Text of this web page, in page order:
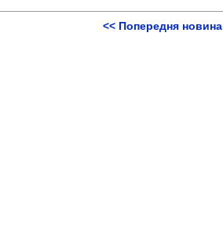
<< Попередня новина